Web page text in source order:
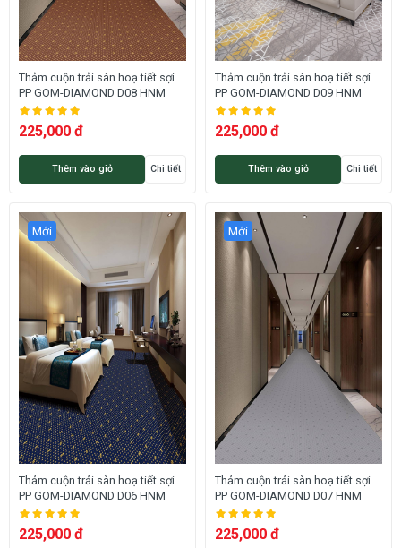
Thảm cuộn trải sàn hoạ tiết sợi
PP GOM-DIAMOND D08 HNM
225,000 đ
Thêm vào giỏ Chi tiết
Thảm cuộn trải sàn hoạ tiết sợi
PP GOM-DIAMOND D09 HNM
225,000 đ
Thêm vào giỏ Chi tiết
Mới
Thảm cuộn trải sàn hoạ tiết sợi
PP GOM-DIAMOND D06 HNM
225,000 đ
Mới
Thảm cuộn trải sàn hoạ tiết sợi
PP GOM-DIAMOND D07 HNM
225,000 đ